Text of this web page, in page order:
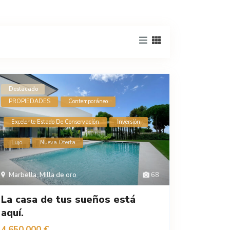
68
Marbella,Milla de oro
Destacado
PROPIEDADES
Contemporáneo
Excelente Estado De Conservación Inversión
Lujo Nueva Oferta
La casa de tus sueños está
aquí.